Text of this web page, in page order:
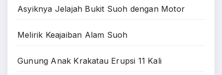
Asyiknya Jelajah Bukit Suoh dengan Motor
Melirik Keajaiban Alam Suoh
Gunung Anak Krakatau Erupsi 11 Kali